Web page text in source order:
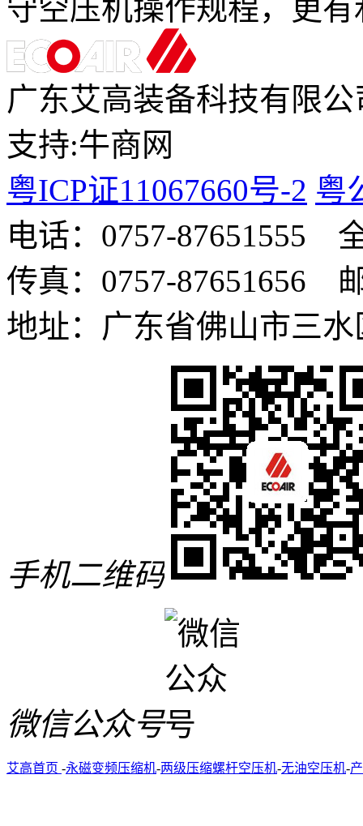
守空压机操作规程，更
广东艾高装备科技有限
支持:牛商网
粤ICP证11067660号-2 粤
电话：0757-87651555
传真：0757-87651656
地址：广东省佛山市三
手机二维码
微信公众号
艾高首页 -永磁变频压缩机-两级压缩螺杆空压机-无油空压机-